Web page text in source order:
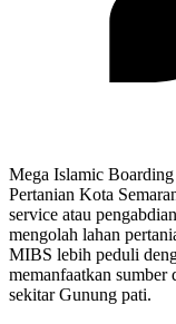
Mega Islamic
Pertanian Kota
service atau
mengolah lahan
MIBS lebih peduli
memanfaatkan sumber
sekitar Gunung pati.